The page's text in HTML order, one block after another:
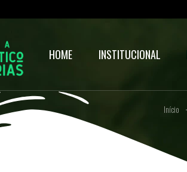
HOME INSTITUCIONAL
Início